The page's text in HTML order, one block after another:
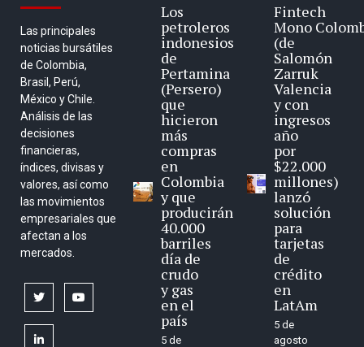
Las principales
noticias bursátiles
de Colombia,
Brasil, Perú,
México y Chile.
Análisis de las
decisiones
financieras,
índices, divisas y
valores, así como
las movimientos
empresariales que
afectan a los
mercados.
twitter
linkedin
Los
petroleros
indonesios
de
Pertamina
(Persero)
que
hicieron
más
compras
en
Colombia
y que
producirán
40.000
barriles
día de
crudo
y gas
en el
país
5 de
Fintech
Mono
(de
Salomón
Zarruk
Valencia
y con
ingresos
año
por
$22.000
millones)
lanzó
solución
para
tarjetas
de
crédito
en
LatAm
5 de
agosto